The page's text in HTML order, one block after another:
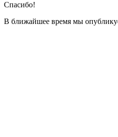
Спасибо!
В ближайшее время мы